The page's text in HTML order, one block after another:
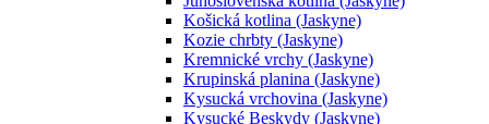
Košická kotlina (Jaskyne)
Kozie chrbty (Jaskyne)
Kremnické vrchy (Jaskyne)
Krupinská planina (Jaskyne)
Kysucká vrchovina (Jaskyne)
Kysucké Beskydy (Jaskyne)